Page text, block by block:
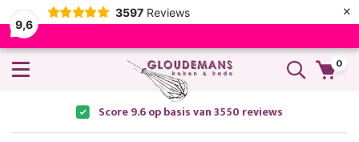
9,6
3597 Reviews ×
0
Score 9.6 op basis van 3550 reviews